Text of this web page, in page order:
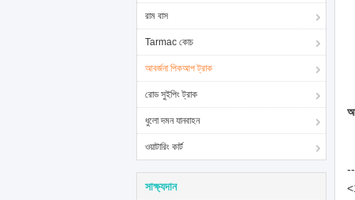
রাম বাস
Tarmac কোচ
আবর্জনা পিকআপ ট্রাক
রোড সুইপিং ট্রাক
ধুলো দমন যানবাহন
ওয়াটারিং কার্ট
সাক্ষ্যদান